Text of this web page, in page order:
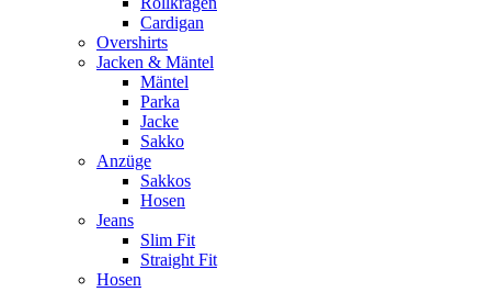
Cardigan
Overshirts
Jacken & Mäntel
Mäntel
Parka
Jacke
Sakko
Anzüge
Sakkos
Hosen
Jeans
Slim Fit
Straight Fit
Hosen